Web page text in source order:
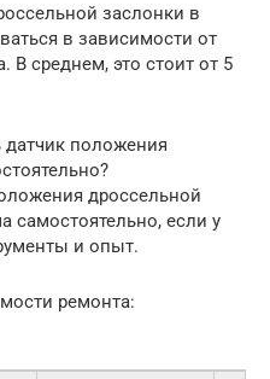
заслонки в
в зависимости от
В среднем, это стоит от 5
положения
дроссельной
если у
и опыт.
ремонта: